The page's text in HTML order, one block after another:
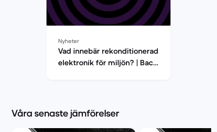
Nyheter
Vad innebär rekonditionerad
elektronik för miljön? | Back
Våra senaste jämförelser